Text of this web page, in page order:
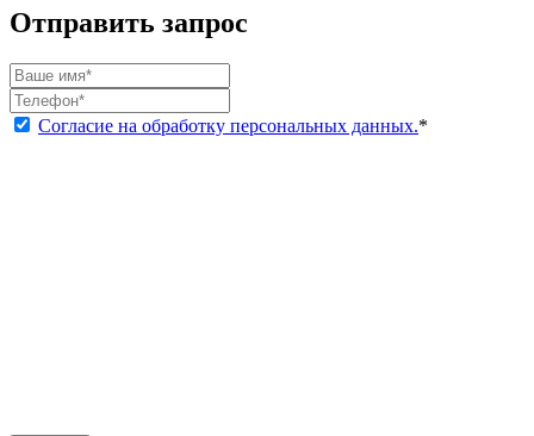
Отправить запрос
Согласие на обработку персональных данных.*